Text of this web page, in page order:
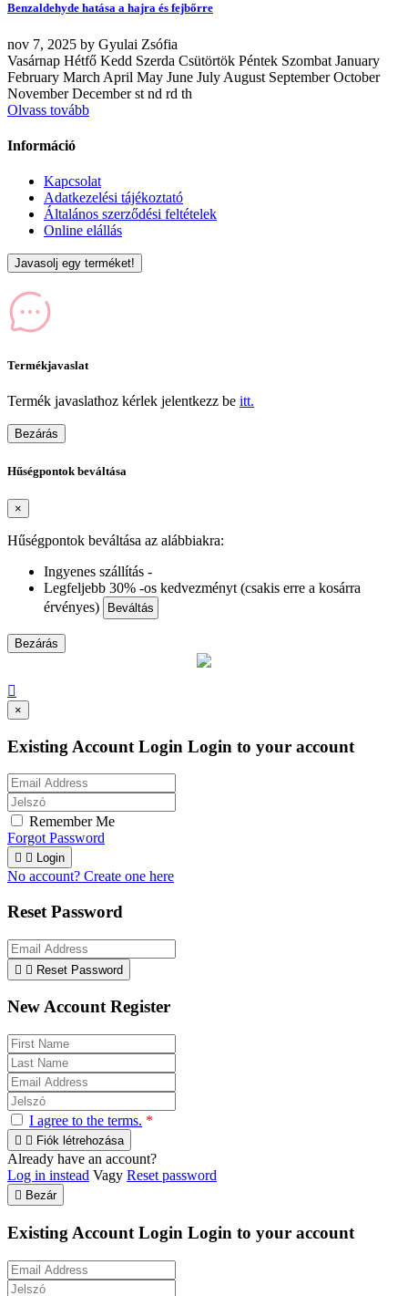
Benzaldehyde hatása a hajra és fejbőrre
nov 7, 2025 by Gyulai Zsófia
Vasárnap Hétfő Kedd Szerda Csütörtök Péntek Szombat January
February March April May June July August September October
November December st nd rd th
Olvass tovább
Információ
Kapcsolat
Adatkezelési tájékoztató
Általános szerződési feltételek
Online elállás
Javasolj egy terméket!
Termékjavaslat
Termék javaslathoz kérlek jelentkezz be itt.
Bezárás
Hűségpontok beváltása
×
Hűségpontok beváltása az alábbiakra:
Ingyenes szállítás -
Legfeljebb 30% -os kedvezményt (csakis erre a kosárra
érvényes)
Beváltás
Bezárás

×
Existing Account Login Login to your account
Remember Me
Forgot Password
  Login
No account? Create one here
Reset Password
  Reset Password
New Account Register
I agree to the terms. *
  Fiók létrehozása
Already have an account?
Log in instead Vagy Reset password
 Bezár
Existing Account Login Login to your account